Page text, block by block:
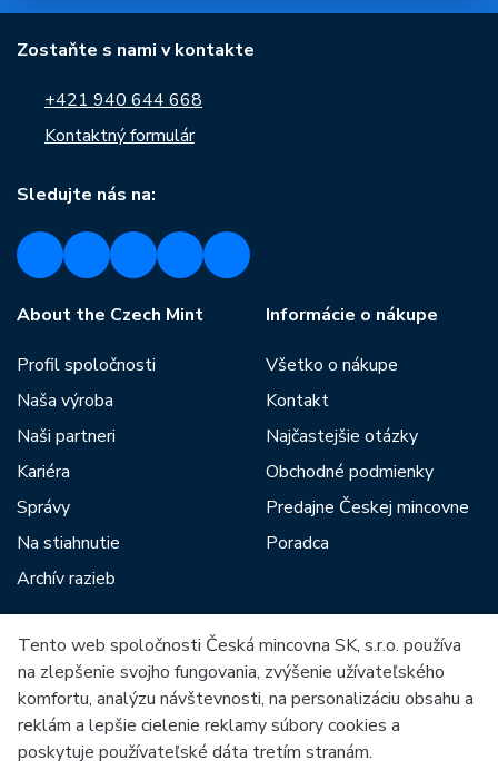
Zostaňte s nami v kontakte
+421 940 644 668
Kontaktný formulár
Sledujte nás na:
About the Czech Mint
Profil spoločnosti
Naša výroba
Naši partneri
Kariéra
Správy
Na stiahnutie
Archív razieb
Informácie o nákupe
Všetko o nákupe
Kontakt
Najčastejšie otázky
Obchodné podmienky
Predajne Českej mincovne
Poradca
Medzi našich partnerov patria:
Tento web spoločnosti Česká mincovna SK, s.r.o. používa
na zlepšenie svojho fungovania, zvýšenie užívateľského
komfortu, analýzu návštevnosti, na personalizáciu obsahu a
reklám a lepšie cielenie reklamy súbory cookies a
poskytuje používateľské dáta tretím stranám.